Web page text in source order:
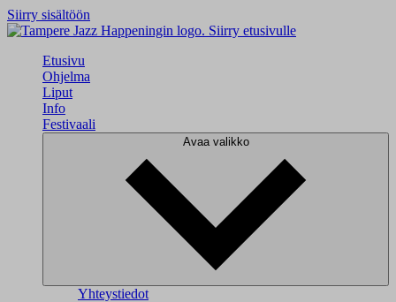
Siirry sisältöön
Siirry etusivulle
Etusivu
Ohjelma
Liput
Info
Festivaali
Avaa valikko
Yhteystiedot